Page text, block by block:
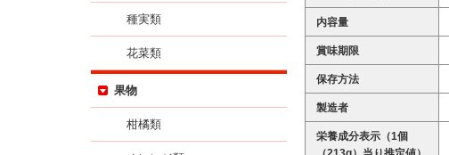
内容量
賞味期限
保存方法
製造者
栄養成分表示（1個
種実類
花菜類
果物
柑橘類